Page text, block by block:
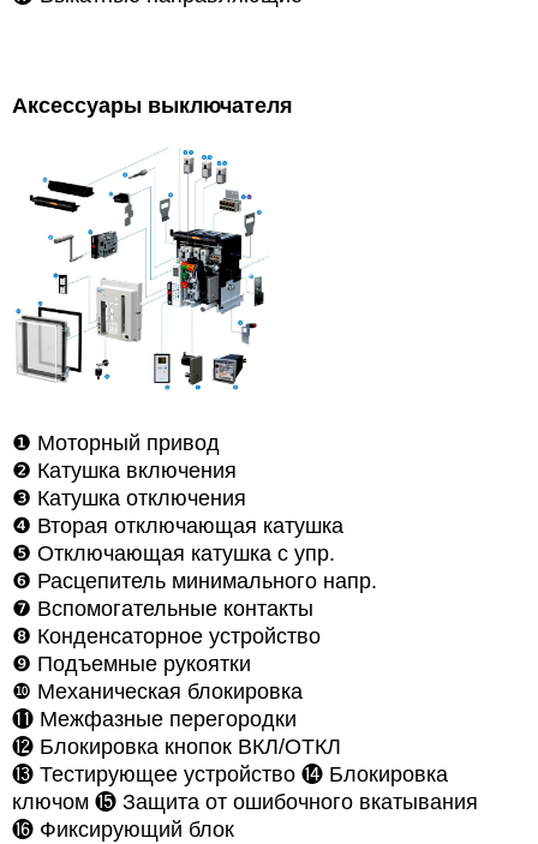
Аксессуары выключателя
❶ Моторный привод
❷ Катушка включения
❸ Катушка отключения
❹ Вторая отключающая катушка
❺ Отключающая катушка с упр.
❻ Расцепитель минимального напр.
❼ Вспомогательные контакты
❽ Конденсаторное устройство
❾ Подъемные рукоятки
❿ Механическая блокировка
⓫ Межфазные перегородки
⓬ Блокировка кнопок ВКЛ/ОТКЛ
⓭ Тестирующее устройство ⓮ Блокировка
ключом ⓯ Защита от ошибочного вкатывания
⓰ Фиксирующий блок